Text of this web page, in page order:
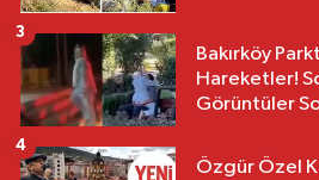
Bakırköy
Hareketler!
Görüntüler
3
Özgür Özel
4